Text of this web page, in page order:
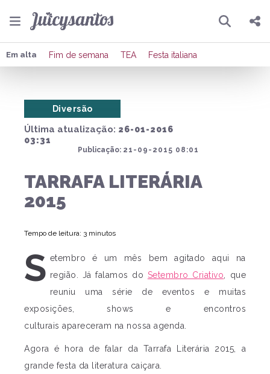
Pesquisar
Compartilhar
Em alta Fim de semana TEA Festa italiana
Última atualização: 26-01-2016
03:31
Publicação: 21-09-2015 08:01
Diversão
TARRAFA LITERÁRIA
2015
Tempo de leitura: 3 minutos
S etembro é um mês bem agitado aqui na
região. Já falamos do Setembro Criativo , que
reuniu uma série de eventos e muitas
exposições, shows e encontros
culturais apareceram na nossa agenda.
Agora é hora de falar da Tarrafa Literária 2015, a
grande festa da literatura caiçara.